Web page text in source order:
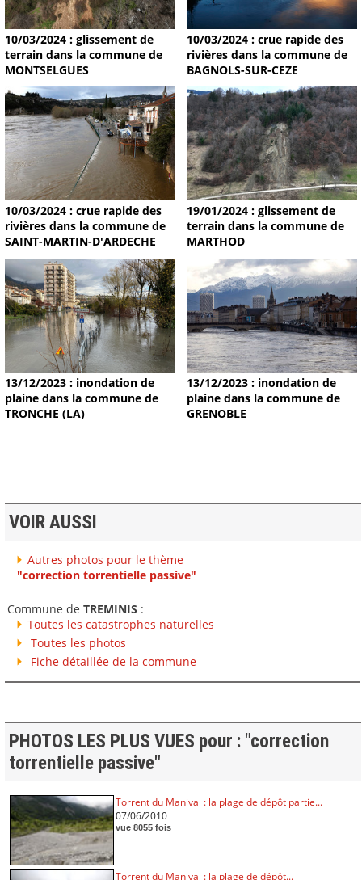
10/03/2024 : glissement de
terrain dans la commune de
MONTSELGUES
10/03/2024 : crue rapide des
rivières dans la commune de
BAGNOLS-SUR-CEZE
10/03/2024 : crue rapide des
rivières dans la commune de
SAINT-MARTIN-D'ARDECHE
19/01/2024 : glissement de
terrain dans la commune de
MARTHOD
13/12/2023 : inondation de
plaine dans la commune de
TRONCHE (LA)
13/12/2023 : inondation de
plaine dans la commune de
GRENOBLE
VOIR AUSSI
Autres photos pour le thème
"correction torrentielle passive"
Commune de TREMINIS :
Toutes les catastrophes naturelles
Toutes les photos
Fiche détaillée de la commune
PHOTOS LES PLUS VUES pour : "correction
torrentielle passive"
Torrent du Manival : la plage de dépôt partie...
07/06/2010
vue 8055 fois
Torrent du Manival : la plage de dépôt...